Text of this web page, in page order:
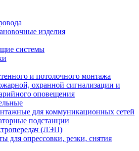
изделия
системы
и потолочного монтажа
охранной сигнализации и
оповещения
для коммуникационных сетей
подстанции
(ЛЭП)
для опрессовки, резки, снятия